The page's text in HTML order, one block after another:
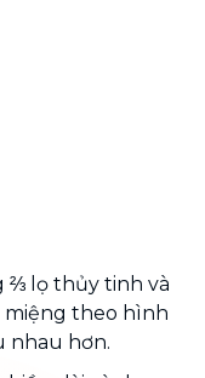
⅔ lọ thủy tinh và
theo hình
nhau hơn.